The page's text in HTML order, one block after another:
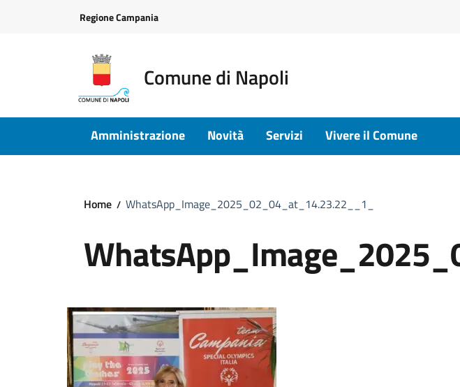
Regione Campania
Comune di Napoli
Amministrazione Novità Servizi Vivere il Comune
Home WhatsApp_Image_2025_02_04_at_14.23.22__1_